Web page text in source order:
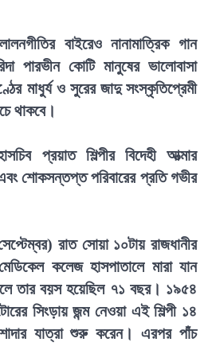
বাইরেও নানামাত্রিক গান
পারভীন কোটি মানুষের ভালোবাসা
মাধুর্য ও সুরের জাদু সংস্কৃতিপ্রেমী
থাকবে।
প্রয়াত শিল্পীর বিদেহী আত্মার
শোকসন্তপ্ত পরিবারের প্রতি গভীর
রাত সোয়া ১০টায় রাজধানীর
কলেজ হাসপাতালে মারা যান
তার বয়স হয়েছিল ৭১ বছর। ১৯৫৪
সিংড়ায় জন্ম নেওয়া এই শিল্পী ১৪
যাত্রা শুরু করেন। এরপর পাঁচ